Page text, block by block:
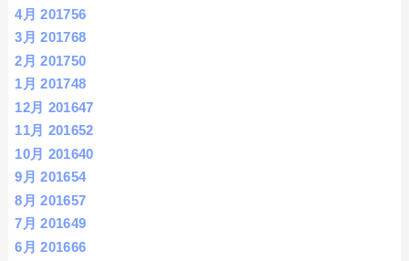
4月 201756
3月 201768
2月 201750
1月 201748
12月 201647
11月 201652
10月 201640
9月 201654
8月 201657
7月 201649
6月 201666